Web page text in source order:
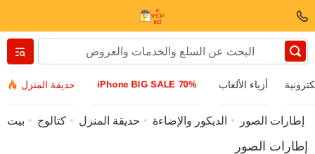
حديقة المنزل iPhone BIG SALE 70% أزياء الألعاب
Вернуться назад
ملحقات
بيت كتالوج حديقة المنزل الديكور والإضاءة إطارات الصور
إطارات الصور